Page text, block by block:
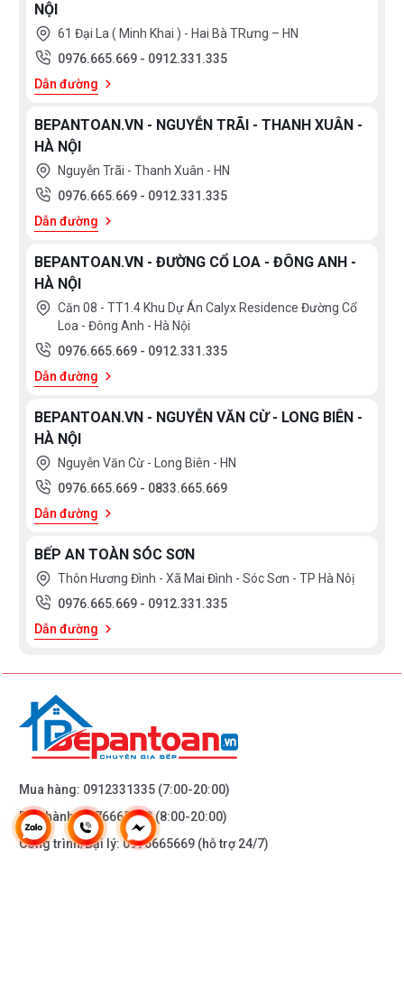
NỘI
61 Đại La ( Minh Khai ) - Hai Bà TRưng – HN
0976.665.669 - 0912.331.335
Dẫn đường
BEPANTOAN.VN - NGUYỄN TRÃI - THANH XUÂN -
HÀ NỘI
Nguyễn Trãi - Thanh Xuân - HN
0976.665.669 - 0912.331.335
Dẫn đường
BEPANTOAN.VN - ĐƯỜNG CỔ LOA - ĐÔNG ANH -
HÀ NỘI
Căn 08 - TT1.4 Khu Dự Án Calyx Residence Đường Cổ
Loa - Đông Anh - Hà Nội
0976.665.669 - 0912.331.335
Dẫn đường
BEPANTOAN.VN - NGUYỄN VĂN CỪ - LONG BIÊN -
HÀ NỘI
Nguyễn Văn Cừ - Long Biên - HN
0976.665.669 - 0833.665.669
Dẫn đường
BẾP AN TOÀN SÓC SƠN
Thôn Hương Đình - Xã Mai Đình - Sóc Sơn - TP Hà Nôị
0976.665.669 - 0912.331.335
Dẫn đường
Mua hàng: 0912331335 (7:00-20:00)
Bảo hành:0976665669(8:00-20:00)
Công trình/Đại lý:0976665669 (hỗ trợ 24/7)